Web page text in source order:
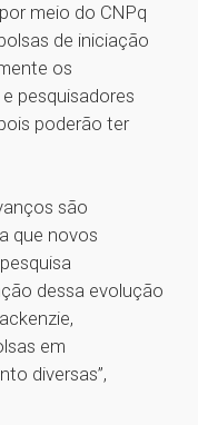
meio do CNPq
de iniciação
os
pesquisadores
poderão ter
são
que novos
dessa evolução
em
diversas”,